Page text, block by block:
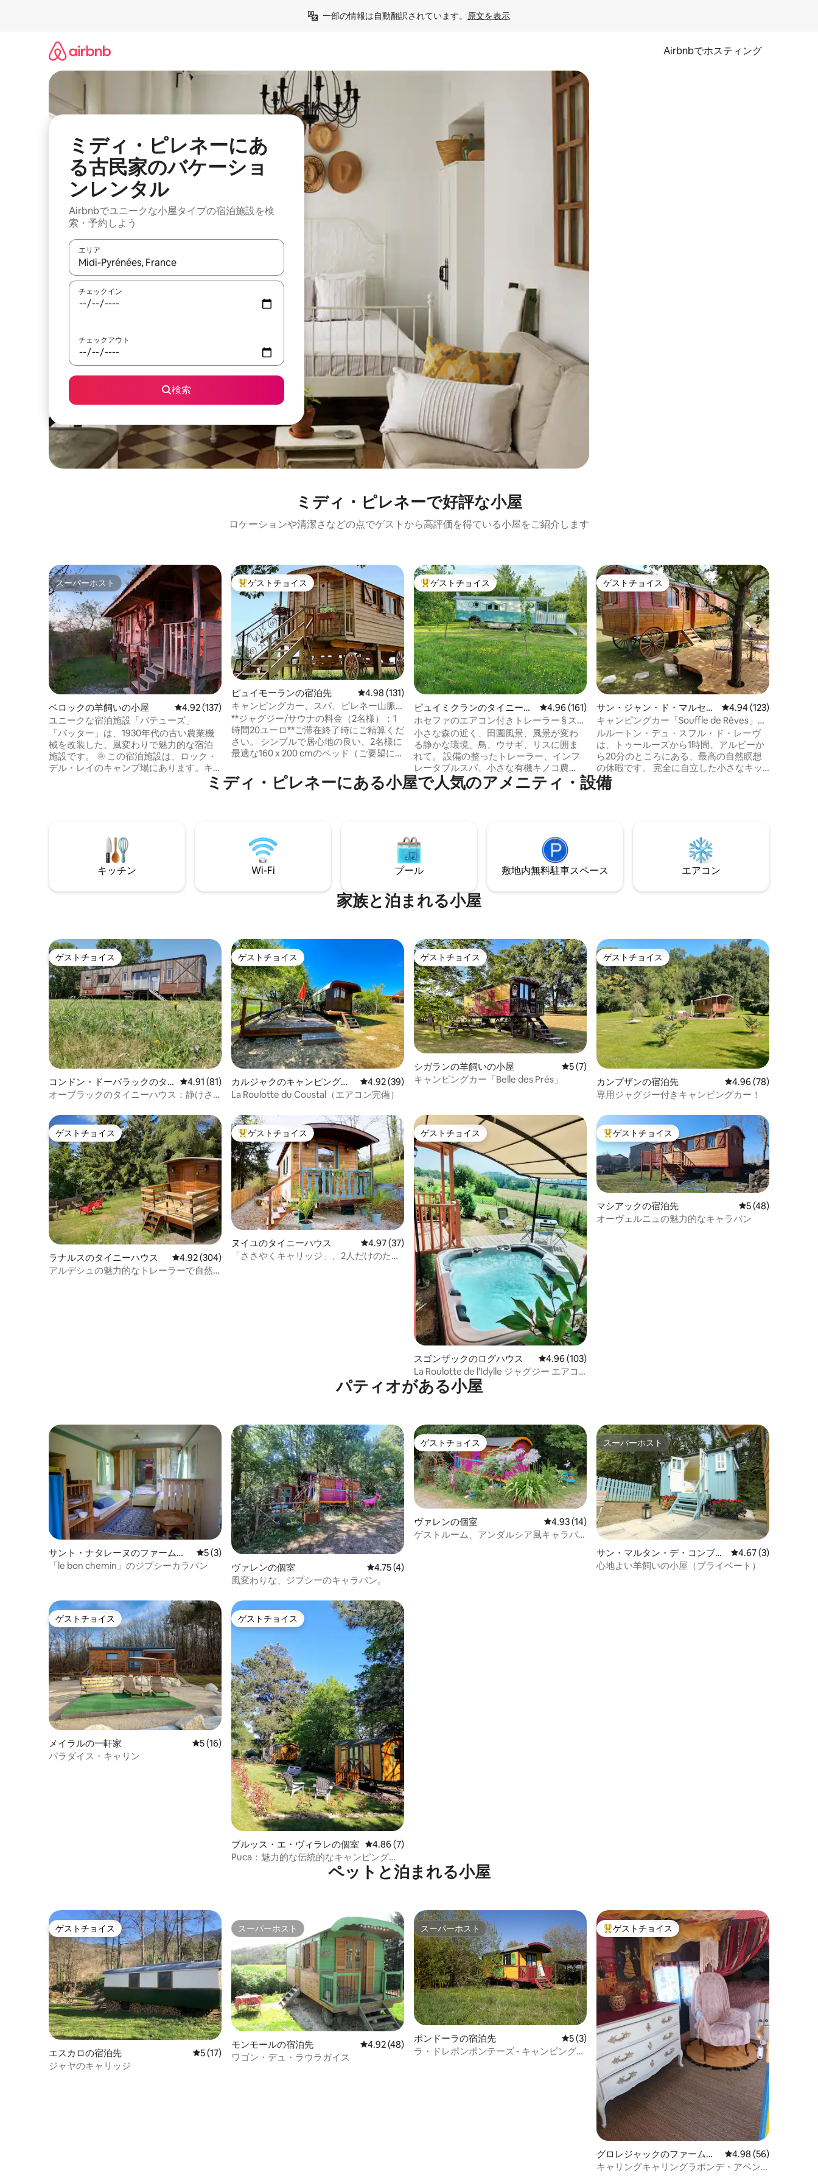
一部の情報は自動翻訳されています。 原文を表示
Airbnbでホスティング
ミディ・ピレネーにあ
る古民家のバケーショ
ンレンタル
Airbnbでユニークな小屋タイプの宿泊施設を検
索・予約しよう
エリア
検索結果が表示されたら、上下の矢印キーを使って移動するか、画面をタッチまたはスワイプして検索結果を確認することができます。
チェックイン
チェックアウト
検索
ミディ・ピレネーで好評な小屋
ロケーションや清潔さなどの点でゲストから高評価を得ている小屋をご紹介します
スーパーホスト
スーパーホスト
ベロックの羊飼いの小屋 レビュー137件、5つ星中4.92つ星の平均評価
4.92 (137)
ユニークな宿泊施設「バテューズ」
「バッター」は、1930年代の古い農業機
械を改装した、風変わりで魅力的な宿泊
施設です。 🌞 この宿泊施設は、ロック・
デル・レイのキャンプ場にあります。キ
ャンプ場は、静かで魅力的な小さなキャ
ンプ場で、オークの森の真ん中にあり、
ひとときを過ごすのに理想的な環境で
房、夏には扇風機をご利用いただけます
用意されています！
大好評のゲストチョイスです。
ゲストチョイス
ピュイモーランの宿泊先 レビュー131件、5つ星中4.98つ星の平均評価
4.98 (131)
キャンピングカー、スパ、ピレネー山脈
の眺望
**ジャグジー/サウナの料金（2名様）：1
時間20ユーロ**ご滞在終了時にご精算くだ
さい。 シンプルで居心地の良い、2名様に
最適な160 x 200 cmのベッド（ご要望に応
「Place du Bonheur」キャラバンをご覧
ください。冷蔵庫、やかん、プランジャ
トなどのサービスもご利用いただけます
大好評のゲストチョイスです。
ゲストチョイス
ピュイミクランのタイニーハ
ウス
レビュー161件、5つ星中4.96つ星の平均評価
4.96 (161)
ホセファのエアコン付きトレーラー § スパ
§ プール
小さな森の近く、田園風景、風景が変わ
る静かな環境、鳥、ウサギ、リスに囲ま
れて。 設備の整ったトレーラー、インフ
レータブルスパ、小さな有機キノコ農
場。共有の木製屋外プール、利用時間は
14時から18時まで アルコーブに140 x 190
食器、テレビ。 Wi-Fi。 屋外に木製テラス
とピクニックテーブル、ラウンジチェ
ア、バーベキュー。 敷地内に洗濯機。
ゲストチョイス
ゲストチョイス
サン・ジャン・ド・マルセル
のタイニーハウス
レビュー123件、5つ
4.94 (123)
キャンピングカー「Souffle de Rêves」4
シーズン アルビ 20分。
ルルートン・デュ・スフル・ド・レーヴ
は、トゥールーズから1時間、アルビーか
ら20分のところにある、最高の自然瞑想
の休暇です。 完全に自立した小さなキッ
チンエリア、快適なシャワールーム、そ
してあなただけのための眺めを楽しむこ
ださい。 そうです...観光地からは遠く離
れた、ソフィーと彼女の馬の小さな農場
の平和な場所には、あなただけが旅行者
として訪れることができます。
ミディ・ピレネーにある小屋で人気のアメニティ・設備
キッチン Wi-Fi プール 敷地内無料駐⁠車ス⁠ペ⁠ー⁠ス エアコン
家族と泊まれる小屋
ゲストチョイス
ゲストチョイス
コンドン・ドーバラックのタ
イニーハウス
レビュー81件、5つ星中4.91つ星の平均評価
4.91 (81)
オーブラックのタイニーハウス：静けさ
ゲストチョイス
ゲストチョイス
カルジャクのキャンピングカ
ー・RV
レビュー39件、5つ星中4.92つ星の平均評価
4.92 (39)
La Roulotte du Coustal（エアコン完備）
ゲストチョイス
ゲストチョイス
シガランの羊飼いの小屋 レビュー7件、5つ星中5つ星の平均評価
5 (7)
キャンピングカー「Belle des Prés」
ゲストチョイス
ゲストチョイス
カンプザンの宿泊先 レビュー78件、5つ星
4.96 (78)
専用ジャグジー付きキャンピングカー！
ゲストチョイス
ゲストチョイス
ラナルスのタイニーハウス レビュー304件、5つ星中4.92つ星の平均評価
4.92 (304)
アルデシュの魅力的なトレーラーで自然
大好評のゲストチョイスです。
ゲストチョイス
ヌイユのタイニーハウス レビュー37件、5つ星中4.97つ星の平均評価
4.97 (37)
「ささやくキャリッジ」、2人だけのため
ゲストチョイス
ゲストチョイス
スゴンザックのログハウス レビュー103件、5つ星中4.96つ星の平均評価
4.96 (103)
La Roulotte de l'Idylle ジャグジー エアコ
ン
大好評のゲストチョイスです。
ゲストチョイス
マシアックの宿泊先 レビュー48件、5
5 (48)
オーヴェルニュの魅力的なキャラバン
パティオがある小屋
サント・ナタレーヌのファームス
テイ
レビュー3件、5つ星中5つ星の平均評価
5 (3)
「le bon chemin」のジプシーカラバン
ヴァレンの個室 レビュー4件、5つ星中4.75つ星の平均評価
4.75 (4)
風変わりな、ジプシーのキャラバン。
ゲストチョイス
ゲストチョイス
ヴァレンの個室 レビュー14件、5つ星中4.93つ星の平均評価
4.93 (14)
ゲストルーム、アンダルシア風キャラバ
スーパーホスト
スーパーホスト
サン・マルタン・デ・コンブの
羊飼いの小屋
レビュー3件、5つ星
4.67 (3)
心地よい羊飼いの小屋（プライベート）
ゲストチョイス
ゲストチョイス
メイラルの一軒家 レビュー16件、5つ星中5つ星の平均評価
5 (16)
パラダイス・キャリン
ゲストチョイス
ゲストチョイス
ブルッス・エ・ヴィラレの個室 レビュー7件、5つ星中4.86つ星の平均評価
4.86 (7)
Puca：魅力的な伝統的なキャンピングカ
ペットと泊まれる小屋
ゲストチョイス
ゲストチョイス
エスカロの宿泊先 レビュー17件、5つ星中5つ星の平均評価
5 (17)
ジャヤのキャリッジ
スーパーホスト
スーパーホスト
モンモールの宿泊先 レビュー48件、5つ星中4.92つ星の平均評価
4.92 (48)
ワゴン・デュ・ラウラガイス
スーパーホスト
スーパーホスト
ポンドーラの宿泊先 レビュー3件、5つ星中5つ星の平均評価
5 (3)
ラ・ドレポンポンテーズ - キャンピングカ
大好評のゲストチョイスです。
ゲストチョイス
グロレジャックのファームス
テイ
レビュー56件、5つ星
4.98 (56)
キャリングキャリングラボンデ・アベン